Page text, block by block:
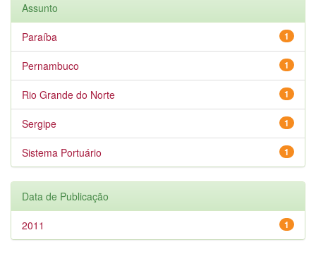
Assunto
1
Paraíba
1
Pernambuco
1
Rio Grande do Norte
1
Sergipe
1
Sistema Portuário
Data de Publicação
1
2011